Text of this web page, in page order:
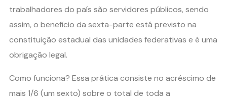
trabalhadores do país são servidores públicos, sendo
assim, o benefício da sexta-parte está previsto na
constituição estadual das unidades federativas e é uma
obrigação legal.
Como funciona? Essa prática consiste no acréscimo de
mais 1/6 (um sexto) sobre o total de toda a